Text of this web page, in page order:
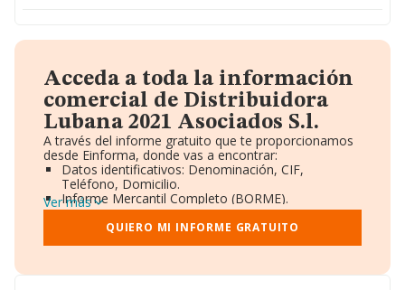
Acceda a toda la información
comercial de Distribuidora
Lubana 2021 Asociados S.l.
A través del informe gratuito que te proporcionamos
desde Einforma, donde vas a encontrar:
Datos identificativos: Denominación, CIF,
Teléfono, Domicilio.
Informe Mercantil Completo (BORME).
Gráficos de Evolución Ventas y Empleados.
Consejo de Administración y Administradores.
Directivos y Ejecutivos.
Ver más
QUIERO MI INFORME GRATUITO